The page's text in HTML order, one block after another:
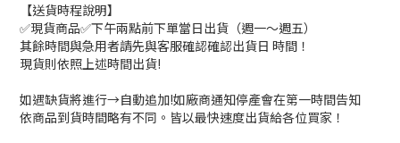
【送貨時程說明】
✅現貨商品✅下午兩點前下單當日出貨（週一～週五）
其餘時間與急用者請先與客服確認確認出貨日 時間！
現貨則依照上述時間出貨!
如遇缺貨將進行→自動追加!如廠商通知停產會在第一時間告知
依商品到貨時間略有不同。皆以最快速度出貨給各位買家！